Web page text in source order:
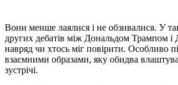
Вони менше лаялися і не обзивалися. У
других дебатів між Дональдом Трампом
навряд чи хтось міг повірити. Особливо
взаємними образами, яку обидва
зустрічі.